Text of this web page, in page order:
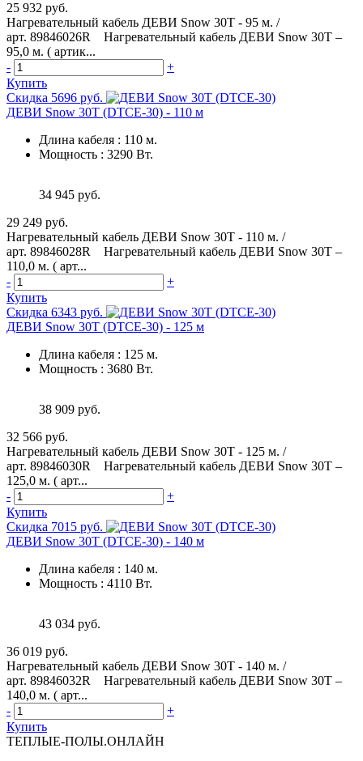
25 932 руб.
Нагревательный кабель ДЕВИ Snow 30T - 95 м. /
арт. 89846026R Нагревательный кабель ДЕВИ Snow 30T –
95,0 м. ( артик...
-
+
Купить
Скидка 5696 руб.
ДЕВИ Snow 30T (DTCE-30) - 110 м
Длина кабеля : 110 м.
Мощность : 3290 Вт.
34 945 руб.
29 249 руб.
Нагревательный кабель ДЕВИ Snow 30T - 110 м. /
арт. 89846028R Нагревательный кабель ДЕВИ Snow 30T –
110,0 м. ( арт...
-
+
Купить
Скидка 6343 руб.
ДЕВИ Snow 30T (DTCE-30) - 125 м
Длина кабеля : 125 м.
Мощность : 3680 Вт.
38 909 руб.
32 566 руб.
Нагревательный кабель ДЕВИ Snow 30T - 125 м. /
арт. 89846030R Нагревательный кабель ДЕВИ Snow 30T –
125,0 м. ( арт...
-
+
Купить
Скидка 7015 руб.
ДЕВИ Snow 30T (DTCE-30) - 140 м
Длина кабеля : 140 м.
Мощность : 4110 Вт.
43 034 руб.
36 019 руб.
Нагревательный кабель ДЕВИ Snow 30T - 140 м. /
арт. 89846032R Нагревательный кабель ДЕВИ Snow 30T –
140,0 м. ( арт...
-
+
Купить
ТЕПЛЫЕ-ПОЛЫ.ОНЛАЙН